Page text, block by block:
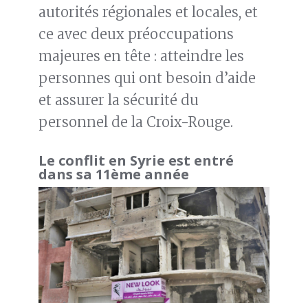
autorités régionales et locales, et
ce avec deux préoccupations
majeures en tête : atteindre les
personnes qui ont besoin d’aide
et assurer la sécurité du
personnel de la Croix-Rouge.
Le conflit en Syrie est entré
dans sa 11ème année